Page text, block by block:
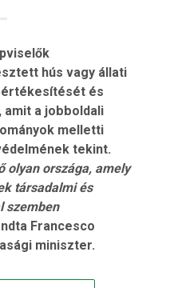
hús vagy állati
és
a jobboldali
melletti
tekint.
olyan országa, amely
társadalmi és
szemben
Francesco
miniszter.